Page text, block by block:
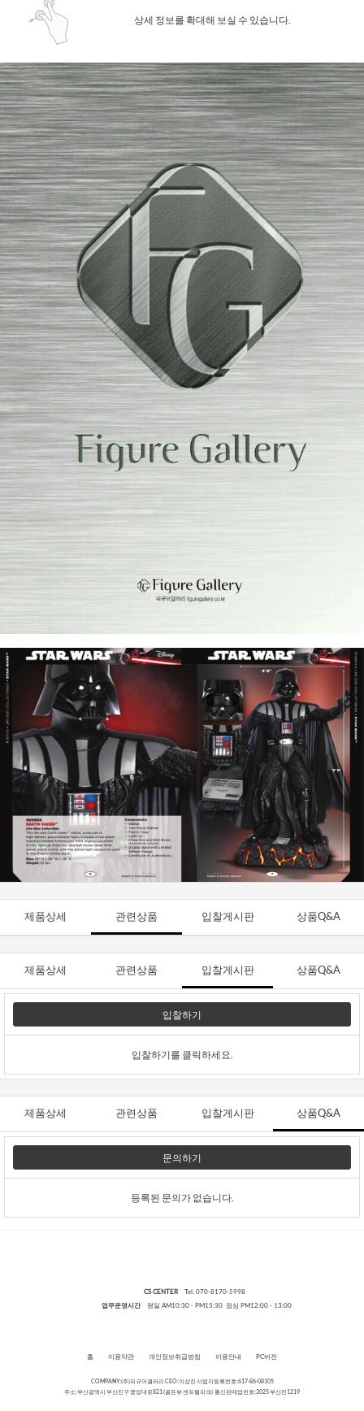
상세 정보를 확대해 보실 수 있습니다.
제품상세 관련상품 입찰게시판 상품Q&A
제품상세 관련상품 입찰게시판 상품Q&A
입찰하기
입찰하기를 클릭하세요.
제품상세 관련상품 입찰게시판 상품Q&A
문의하기
등록된 문의가 없습니다.
CS CENTER Tel. 070-8170-5998
업무운영시간평일 AM10:30 - PM15:30 점심 PM12:00 - 13:00
홈 이용약관 개인정보취급방침 이용안내 PC버전
COMPANY:(주)피규어갤러리 CEO:이상진 사업자등록번호:617-86-08105
주소:부산광역시 부산진구 중앙대로821 (골든뷰 센트럴파크) 통신판매업번호:2025 부산진1219